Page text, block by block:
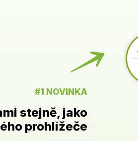
#1 NOVINKA
stejně, jako
prohlížeče